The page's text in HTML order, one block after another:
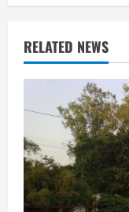
RELATED NEWS